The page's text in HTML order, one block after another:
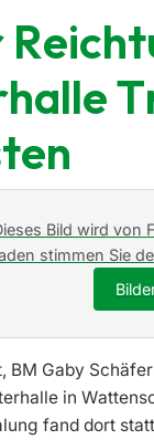
Bild wird von
stimmen Sie
BM Gaby
in
fand dort